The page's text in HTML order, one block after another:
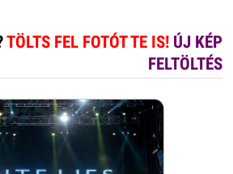
TÖLTS FEL FOTÓT TE IS! ÚJ KÉP
FELTÖLTÉS